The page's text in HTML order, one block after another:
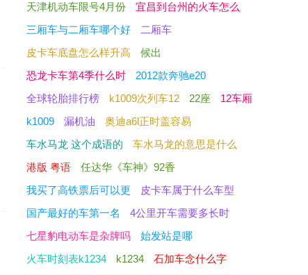
天津机动车限号4月份
宜昌到台州的火车怎么
三厢车与二厢车哪个好
二厢车
皮卡车底盘怎么样升高
候出
恐龙卡车第4季什么时
2012款奔驰e20
全球轮胎排行榜
k1009次列车12 22座
12车厢
k1009
漏机油
奥迪a6l正时盖容易
车水马龙 这个成语的
车水马龙的意思是什么
港版 粤语
任达华《车神》92香
我买了高铁票后可以更
皮卡车属于什么车型
国产最好的车第一名
4公里开车需要多长时
七星豹电动车是杂牌吗
始发站是哪
火车时刻表k1234
k1234
石加车念什么字